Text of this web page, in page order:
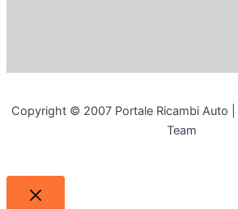
Copyright © 2007 Portale Ricambi Auto
Team